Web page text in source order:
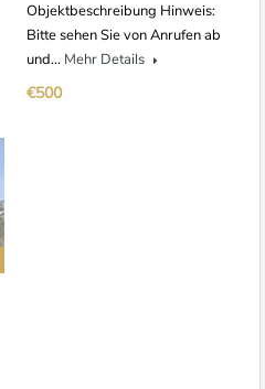
Objektbeschreibung Hinweis:
Bitte sehen Sie von Anrufen ab
und… Mehr Details
€500